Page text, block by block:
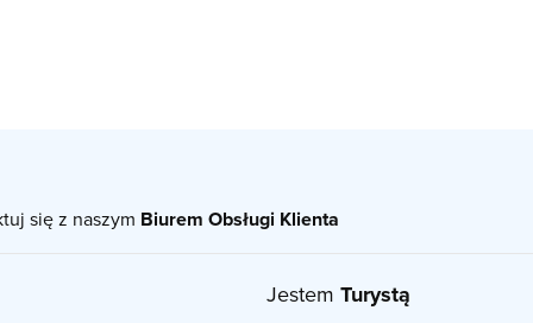
się z naszym Biurem Obsługi Klienta
Jestem Turystą